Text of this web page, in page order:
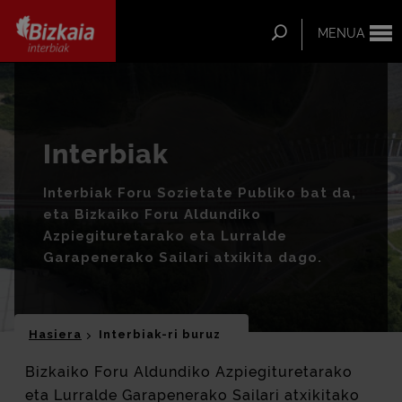
MENUA
Bilatu
Hasiera Interbiak-ri buruz
Interbiak
Interbiak Foru Sozietate Publiko bat da,
eta Bizkaiko Foru Aldundiko
Azpiegituretarako eta Lurralde
Garapenerako Sailari atxikita dago.
Bizkaiko Foru Aldundiko Azpiegituretarako
eta Lurralde Garapenerako Sailari atxikitako